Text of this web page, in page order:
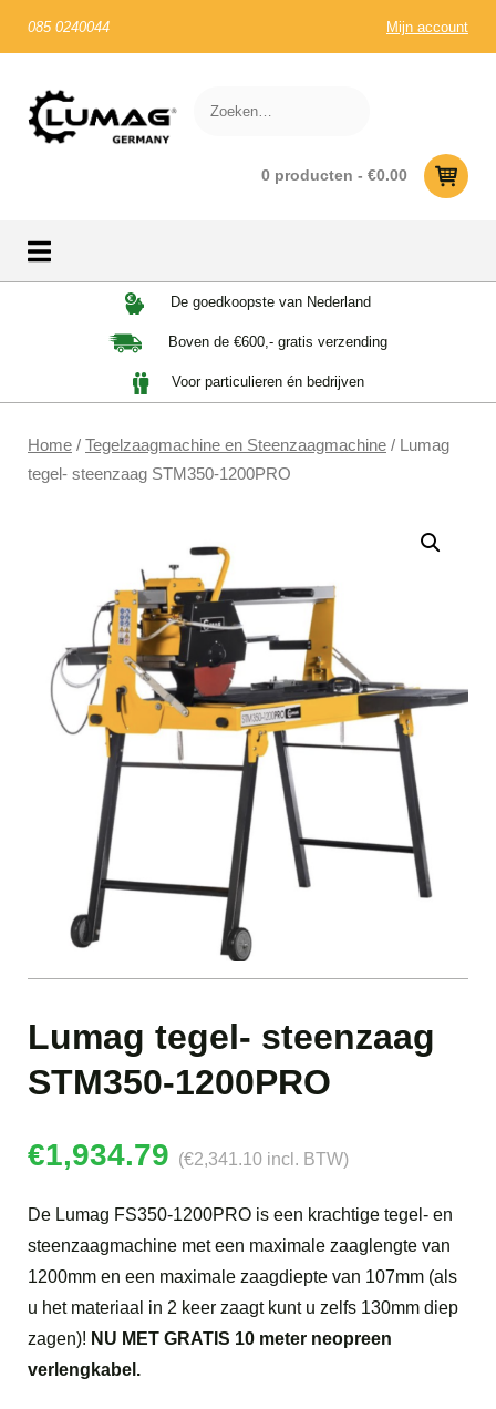
085 0240044 Mijn account
0 producten - €0.00
De goedkoopste van Nederland
Boven de €600,- gratis verzending
Voor particulieren én bedrijven
Home / Tegelzaagmachine en Steenzaagmachine / Lumag
tegel- steenzaag STM350-1200PRO
Lumag tegel- steenzaag
STM350-1200PRO
€1,934.79 (€2,341.10 incl. BTW)
De Lumag FS350-1200PRO is een krachtige tegel- en
steenzaagmachine met een maximale zaaglengte van
1200mm en een maximale zaagdiepte van 107mm (als
u het materiaal in 2 keer zaagt kunt u zelfs 130mm diep
zagen)! NU MET GRATIS 10 meter neopreen
verlengkabel.